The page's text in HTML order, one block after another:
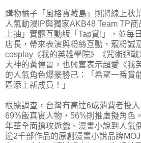
購物橘子「風格寶藏島」則將線上秋
人氣動漫IP與獨家AKB48 Team TP
上抽」實體互動版「Tap賞!」，並每
店長，帶來表演與粉絲互動，寵粉誠
cosplay《我的英雄學院》《咒術迴
大神的黃偉晉，也興奮表示超愛《我
的人氣角色爆豪勝己：「希望一番賞
區添上新成員！」
根據調查，台灣有高達6成消費者投
69%飯真實人物，56%則推虛擬角色
年華全面搶攻遊戲、漫畫小說到人氣
逾2千部作品的原創漫畫小說品牌